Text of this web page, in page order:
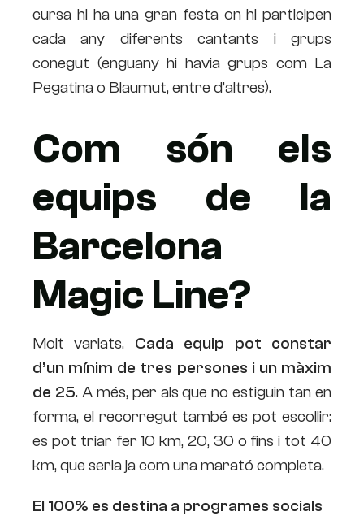
cursa hi ha una gran festa on hi participen
cada any diferents cantants i grups
conegut (enguany hi havia grups com La
Pegatina o Blaumut, entre d’altres).
Com són els
equips de la
Barcelona
Magic Line?
Molt variats. Cada equip pot constar
d’un mínim de tres persones i un màxim
de 25. A més, per als que no estiguin tan en
forma, el recorregut també es pot escollir:
es pot triar fer 10 km, 20, 30 o fins i tot 40
km, que seria ja com una marató completa.
El 100% es destina a programes socials